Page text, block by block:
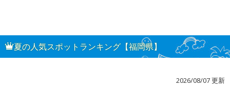
夏の人気スポットランキング【福岡県】
2026/08/07 更新